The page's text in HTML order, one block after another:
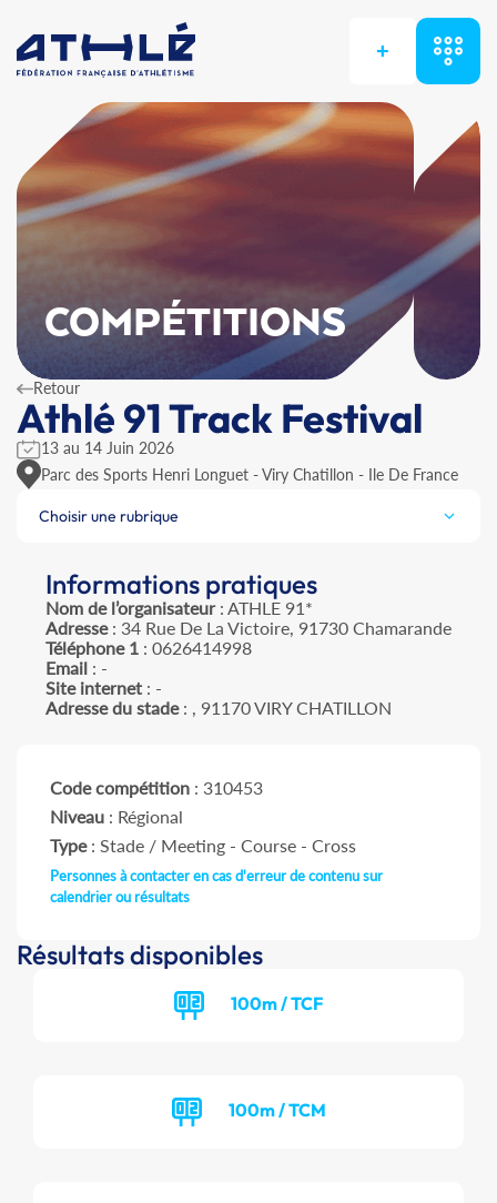
+
COMPÉTITIONS
Retour
Athlé 91 Track Festival
13 au 14 Juin 2026
Parc des Sports Henri Longuet - Viry Chatillon - Ile De France
Choisir une rubrique
Informations pratiques
Nom de l’organisateur: ATHLE 91*
Adresse: 34 Rue De La Victoire, 91730 Chamarande
Téléphone 1 : 0626414998
Email : -
Site internet : -
Adresse du stade: , 91170 VIRY CHATILLON
Code compétition : 310453
Niveau : Régional
Type: Stade / Meeting - Course - Cross
Personnes à contacter en cas d'erreur de contenu sur
calendrier ou résultats
Résultats disponibles
100m / TCF
100m / TCM